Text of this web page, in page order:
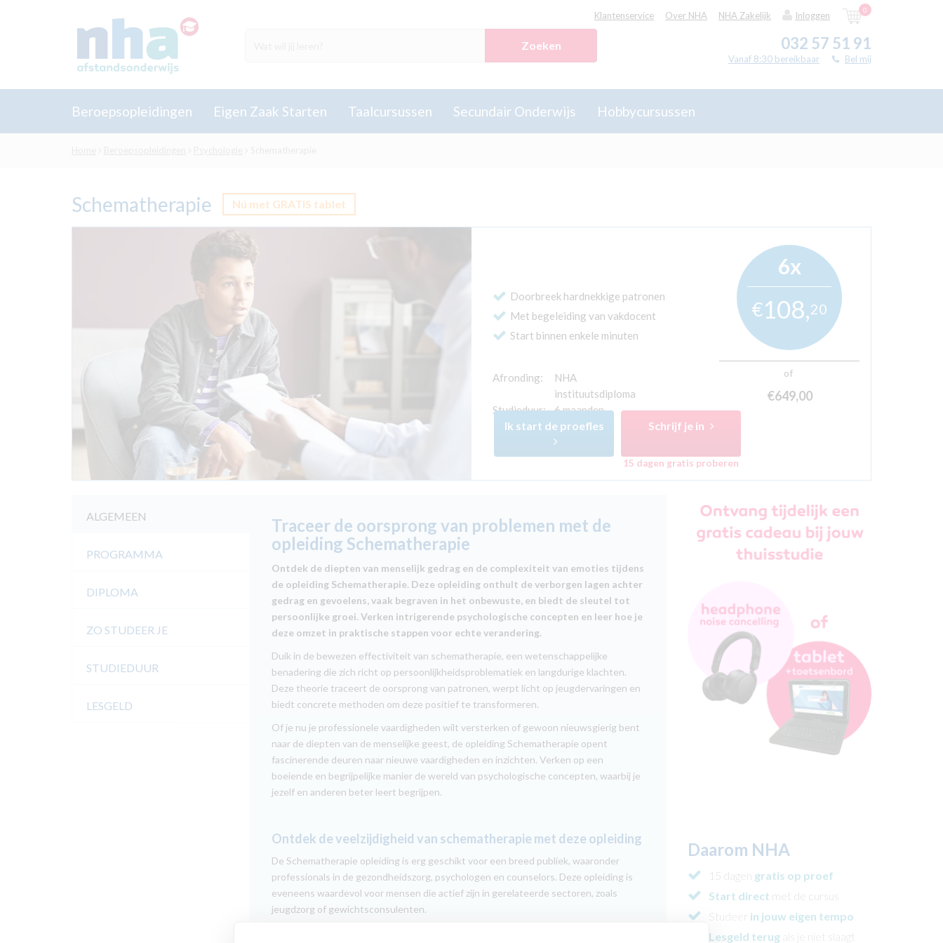
Klantenservice Over NHA NHA Zakelijk Inloggen
0
032 57 51 91
Vanaf 8:30 bereikbaar Bel mij
Zoeken
Beroepsopleidingen Eigen Zaak Starten Taalcursussen Secundair Onderwijs Hobbycursussen
Schematherapie Nú met GRATIS tablet
Doorbreek hardnekkige patronen
Met begeleiding van vakdocent
Start binnen enkele minuten
Afronding:
NHA
instituutsdiploma
Studieduur:
6 maanden
6x
€108,20
of
€649,00
Ik start de proefles Schrijf je in
15 dagen gratis proberen
ALGEMEEN
PROGRAMMA
DIPLOMA
ZO STUDEER JE
STUDIEDUUR
LESGELD
Traceer de oorsprong van problemen met de
opleiding Schematherapie
Ontdek de diepten van menselijk gedrag en de complexiteit van emoties tijdens
de opleiding Schematherapie. Deze opleiding onthult de verborgen lagen achter
gedrag en gevoelens, vaak begraven in het onbewuste, en biedt de sleutel tot
persoonlijke groei. Verken intrigerende psychologische concepten en leer hoe je
deze omzet in praktische stappen voor echte verandering.
Duik in de bewezen effectiviteit van schematherapie, een wetenschappelijke
benadering die zich richt op persoonlijkheidsproblematiek en langdurige klachten.
Deze theorie traceert de oorsprong van patronen, werpt licht op jeugdervaringen en
biedt concrete methoden om deze positief te transformeren.
Of je nu je professionele vaardigheden wilt versterken of gewoon nieuwsgierig bent
naar de diepten van de menselijke geest, de opleiding Schematherapie opent
fascinerende deuren naar nieuwe vaardigheden en inzichten. Verken op een
boeiende en begrijpelijke manier de wereld van psychologische concepten, waarbij je
jezelf en anderen beter leert begrijpen.
Ontdek de veelzijdigheid van schematherapie met deze opleiding
De Schematherapie opleiding is erg geschikt voor een breed publiek, waaronder
professionals in de gezondheidszorg, psychologen en counselors. Deze opleiding is
eveneens waardevol voor mensen die actief zijn in gerelateerde sectoren, zoals
jeugdzorg of gewichtsconsulenten.
Daarom NHA
15 dagen gratis op proef
Start direct met de cursus
Studeer in jouw eigen tempo
Lesgeld terugals je niet slaagt